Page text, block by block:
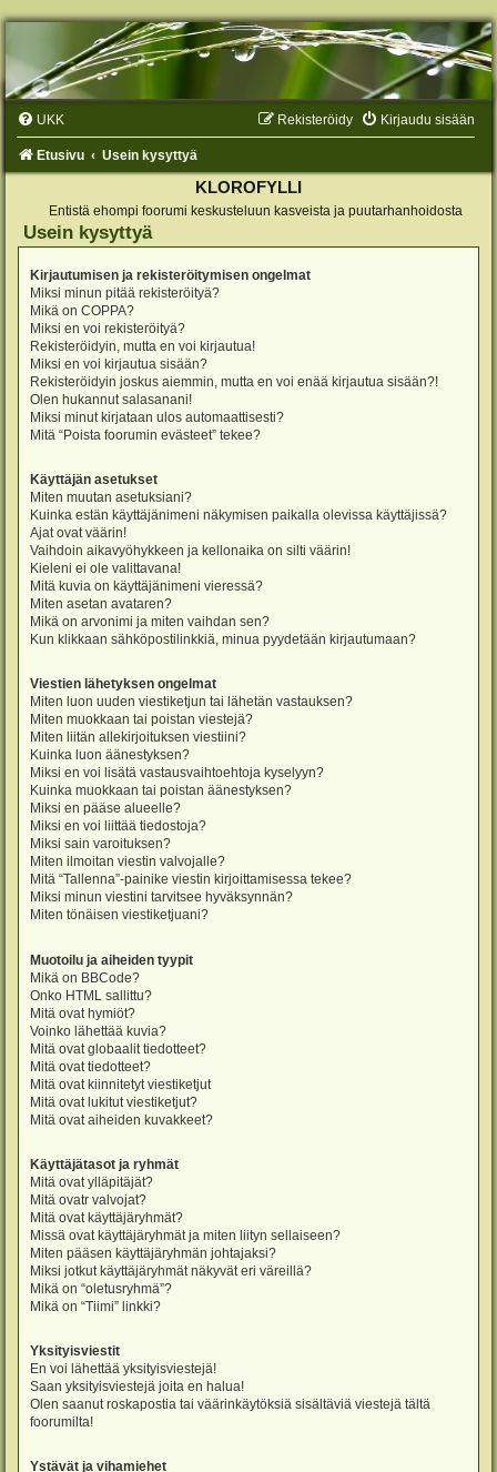
UKK Kirjaudu sisään
Rekisteröidy
Etusivu Usein kysyttyä
KLOROFYLLI
Entistä ehompi foorumi keskusteluun kasveista ja puutarhanhoidosta
Usein kysyttyä
Kirjautumisen ja rekisteröitymisen ongelmat
Miksi minun pitää rekisteröityä?
Mikä on COPPA?
Miksi en voi rekisteröityä?
Rekisteröidyin, mutta en voi kirjautua!
Miksi en voi kirjautua sisään?
Rekisteröidyin joskus aiemmin, mutta en voi enää kirjautua sisään?!
Olen hukannut salasanani!
Miksi minut kirjataan ulos automaattisesti?
Mitä “Poista foorumin evästeet” tekee?
Käyttäjän asetukset
Miten muutan asetuksiani?
Kuinka estän käyttäjänimeni näkymisen paikalla olevissa käyttäjissä?
Ajat ovat väärin!
Vaihdoin aikavyöhykkeen ja kellonaika on silti väärin!
Kieleni ei ole valittavana!
Mitä kuvia on käyttäjänimeni vieressä?
Miten asetan avataren?
Mikä on arvonimi ja miten vaihdan sen?
Kun klikkaan sähköpostilinkkiä, minua pyydetään kirjautumaan?
Viestien lähetyksen ongelmat
Miten luon uuden viestiketjun tai lähetän vastauksen?
Miten muokkaan tai poistan viestejä?
Miten liitän allekirjoituksen viestiini?
Kuinka luon äänestyksen?
Miksi en voi lisätä vastausvaihtoehtoja kyselyyn?
Kuinka muokkaan tai poistan äänestyksen?
Miksi en pääse alueelle?
Miksi en voi liittää tiedostoja?
Miksi sain varoituksen?
Miten ilmoitan viestin valvojalle?
Mitä “Tallenna”-painike viestin kirjoittamisessa tekee?
Miksi minun viestini tarvitsee hyväksynnän?
Miten tönäisen viestiketjuani?
Muotoilu ja aiheiden tyypit
Mikä on BBCode?
Onko HTML sallittu?
Mitä ovat hymiöt?
Voinko lähettää kuvia?
Mitä ovat globaalit tiedotteet?
Mitä ovat tiedotteet?
Mitä ovat kiinnitetyt viestiketjut
Mitä ovat lukitut viestiketjut?
Mitä ovat aiheiden kuvakkeet?
Käyttäjätasot ja ryhmät
Mitä ovat ylläpitäjät?
Mitä ovatr valvojat?
Mitä ovat käyttäjäryhmät?
Missä ovat käyttäjäryhmät ja miten liityn sellaiseen?
Miten pääsen käyttäjäryhmän johtajaksi?
Miksi jotkut käyttäjäryhmät näkyvät eri väreillä?
Mikä on “oletusryhmä”?
Mikä on “Tiimi” linkki?
Yksityisviestit
En voi lähettää yksityisviestejä!
Saan yksityisviestejä joita en halua!
Olen saanut roskapostia tai väärinkäytöksiä sisältäviä viestejä tältä
foorumilta!
Ystävät ja vihamiehet